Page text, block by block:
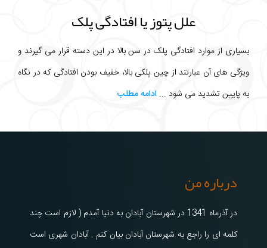
علل پتوز یا افتادگی پلک
بسیاری از موارد افتادگی پلک در سن بالا در این دسته قرار می گیرند و
ویژگی های آن عبارتند از چین پلکی بالا، خفیف بودن افتادگی که در نگاه
به پایین تشدید می شود ... ادامه مطلب
درباره من
در آذرماه 1341 در شهرستان آبادان به دنیا آمدم ( لازم است چند
کلمه ای را راجع به شهرستان آبادان بیان کنم . آبادان شهری است